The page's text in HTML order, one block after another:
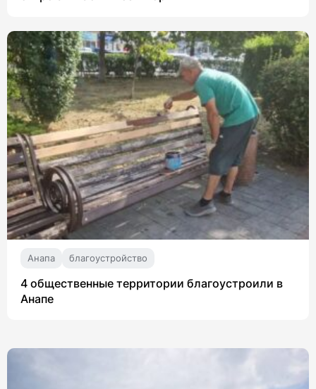
Анапа благоустройство
4 общественные территории благоустроили в
Анапе